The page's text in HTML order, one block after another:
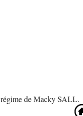
régime de Macky SALL.